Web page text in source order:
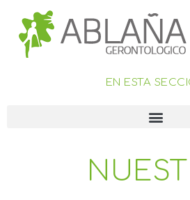
contenido
EN ESTA